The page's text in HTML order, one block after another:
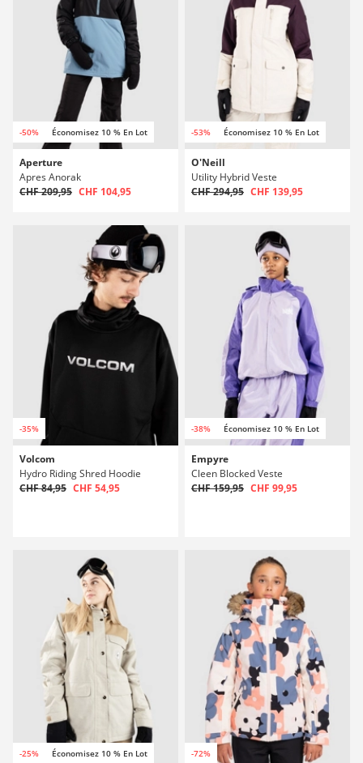
-50% Économisez 10 % En Lot
Aperture
Apres Anorak
CHF 209,95 CHF 104,95
-53% Économisez 10 % En Lot
O'Neill
Utility Hybrid Veste
CHF 294,95 CHF 139,95
-35%
Volcom
Hydro Riding Shred Hoodie
CHF 84,95 CHF 54,95
-38% Économisez 10 % En Lot
Empyre
Cleen Blocked Veste
CHF 159,95 CHF 99,95
-25% Économisez 10 % En Lot -72%